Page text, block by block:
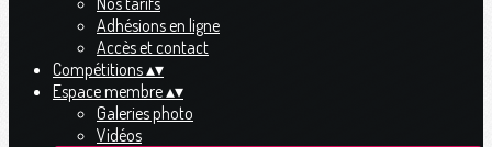
Adhésions en ligne
Accès et contact
Compétitions▴▾
Espace membre▴▾
Galeries photo
Vidéos